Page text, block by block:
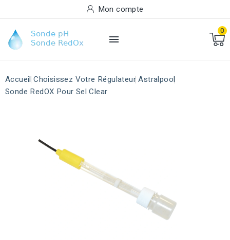
Mon compte

0
Accueil Choisissez Votre Régulateur Astralpool
Sonde RedOX Pour Sel Clear